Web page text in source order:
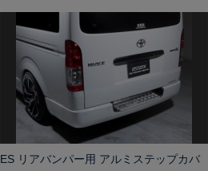
ES リアバンパー用 アルミステップカバ